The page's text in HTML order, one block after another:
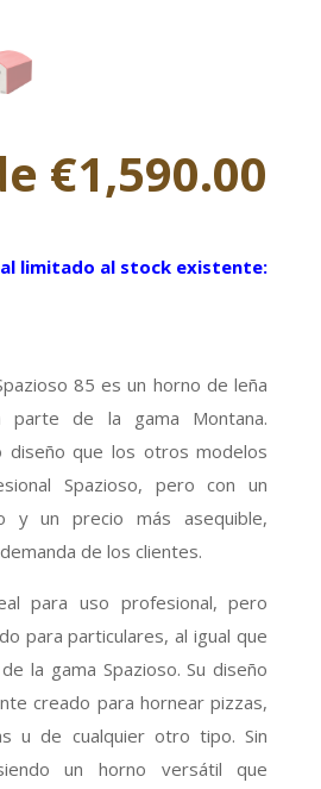
€1,590.00
limitado al stock existente:
85 es un horno de leña
de la gama Montana.
diseño que los otros modelos
Spazioso, pero con un
y un precio más asequible,
de los clientes.
para uso profesional, pero
para particulares, al igual que
la gama Spazioso. Su diseño
creado para hornear pizzas,
u de cualquier otro tipo. Sin
un horno versátil que